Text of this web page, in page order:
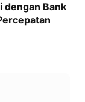
dengan Bank